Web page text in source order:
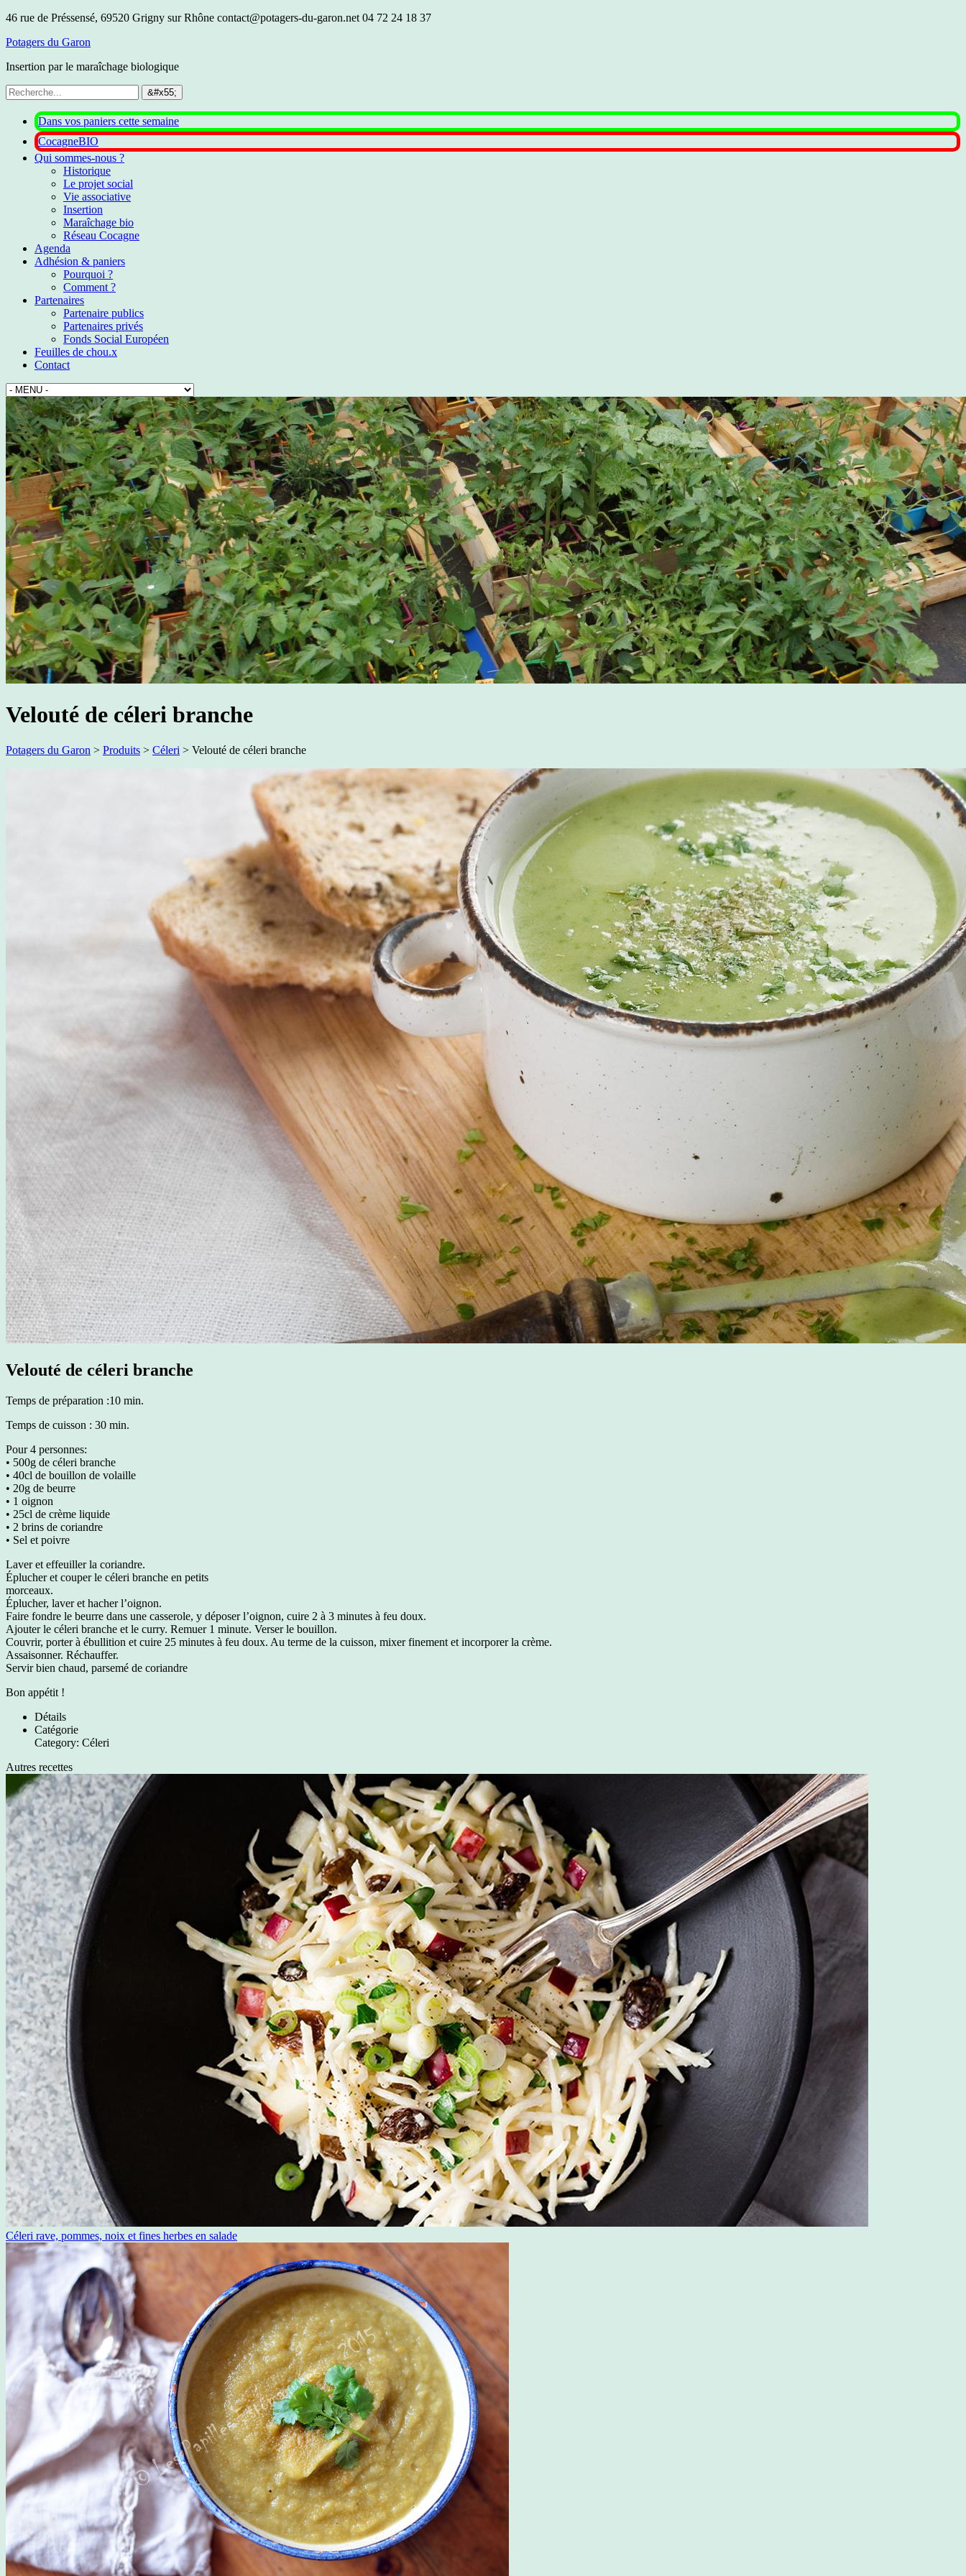
46 rue de Préssensé, 69520 Grigny sur Rhône contact@potagers-du-garon.net 04 72 24 18 37
Potagers du Garon
Insertion par le maraîchage biologique
Dans vos paniers cette semaine
CocagneBIO
Qui sommes-nous ?
Historique
Le projet social
Vie associative
Insertion
Maraîchage bio
Réseau Cocagne
Agenda
Adhésion & paniers
Pourquoi ?
Comment ?
Partenaires
Partenaire publics
Partenaires privés
Fonds Social Européen
Feuilles de chou.x
Contact
Velouté de céleri branche
Potagers du Garon > Produits > Céleri > Velouté de céleri branche
Velouté de céleri branche
Temps de préparation :10 min.
Temps de cuisson : 30 min.
Pour 4 personnes:
• 500g de céleri branche
• 40cl de bouillon de volaille
• 20g de beurre
• 1 oignon
• 25cl de crème liquide
• 2 brins de coriandre
• Sel et poivre
Laver et effeuiller la coriandre.
Éplucher et couper le céleri branche en petits
morceaux.
Éplucher, laver et hacher l’oignon.
Faire fondre le beurre dans une casserole, y déposer l’oignon, cuire 2 à 3 minutes à feu doux.
Ajouter le céleri branche et le curry. Remuer 1 minute. Verser le bouillon.
Couvrir, porter à ébullition et cuire 25 minutes à feu doux. Au terme de la cuisson, mixer finement et incorporer la crème.
Assaisonner. Réchauffer.
Servir bien chaud, parsemé de coriandre
Bon appétit !
Détails
Catégorie
Category: Céleri
Autres recettes
Céleri rave, pommes, noix et fines herbes en salade